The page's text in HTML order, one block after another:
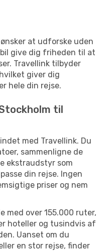
at udforske uden
give dig friheden til at
Travellink tilbyder
giver dig
hele din rejse.
til
med Travellink. Du
sammenligne de
ekstraudstyr som
din rejse. Ingen
priser og nem
med over 155.000 ruter,
hoteller og tusindvis af
Uanset om du
en stor rejse, finder